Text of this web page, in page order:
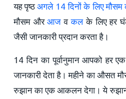
यह पृष्ठअगले 14 दिनों के लिए मौसम
मौसम औरआजवकलके लिए हर
जैसी जानकारी प्रदान करता है।
14 दिन का पूर्वानुमान आपको हर
जानकारी देता है। महीने का औसत
रुझान का एक आकलन देगा। ये रुझान